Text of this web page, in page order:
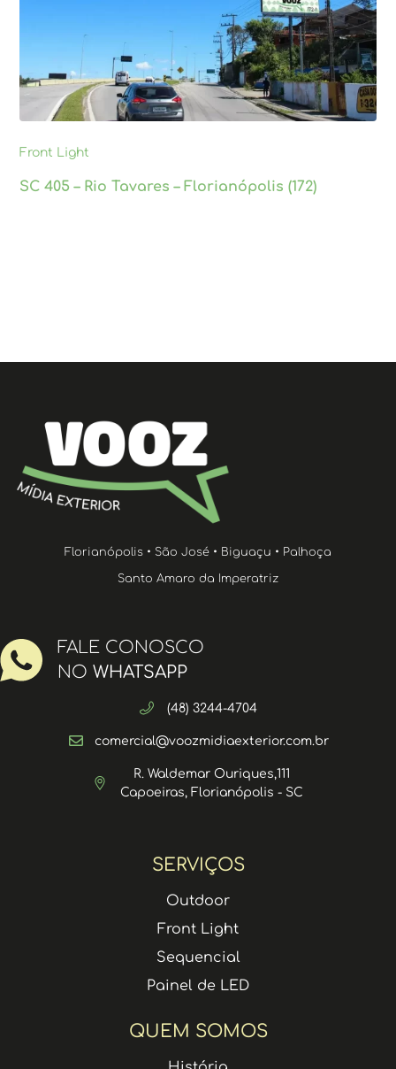
Front Light
SC 405 – Rio Tavares – Florianópolis (172)
SERVIÇOS
Outdoor
Front Light
Sequencial
Painel de LED
QUEM SOMOS
Florianópolis • São José • Biguaçu • Palhoça
Santo Amaro da Imperatriz
FALE CONOSCO
NO WHATSAPP
(48) 3244-4704
comercial@voozmidiaexterior.com.br
R. Waldemar Ouriques,111
Capoeiras, Florianópolis - SC